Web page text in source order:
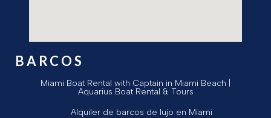
BARCOS
Miami Boat Rental with Captain in Miami Beach |
Aquarius Boat Rental & Tours
Alquiler de barcos de lujo en Miami